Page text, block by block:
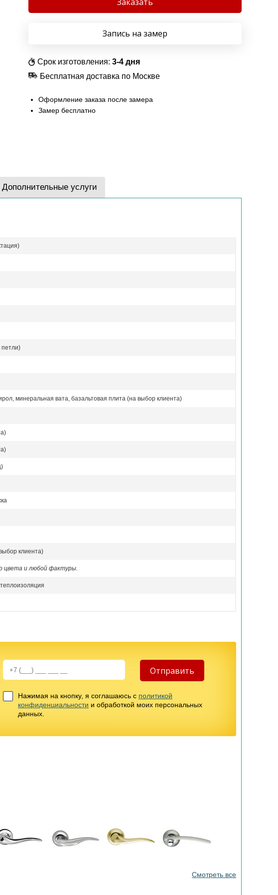
Запись на замер
Срок изготовления: 3-4 дня
Бесплатная доставка по Москве
Оформление заказа после замера
Замер бесплатно
Дополнительные услуги
минеральная вата, базальтовая плита (на выбор клиента)
клиента)
цвета и любой фактуры.
Нажимая на кнопку, я соглашаюсь с политикой
конфиденциальности и обработкой моих персональных
данных.
Смотреть все